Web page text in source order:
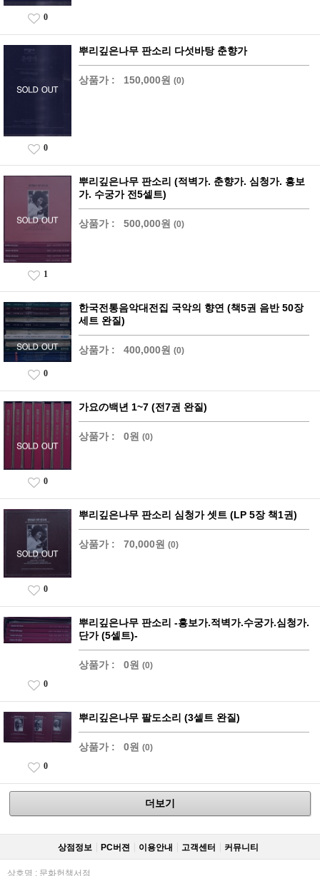
0
뿌리깊은나무 판소리 다섯바탕 춘향가
상품가 : 150,000원 (0)
0
뿌리깊은나무 판소리 (적벽가. 춘향가. 심청가. 흥보
가. 수궁가 전5셑트)
상품가 : 500,000원 (0)
1
한국전통음악대전집 국악의 향연 (책5권 음반 50장
세트 완질)
상품가 : 400,000원 (0)
0
가요の백년 1~7 (전7권 완질)
상품가 : 0원 (0)
0
뿌리깊은나무 판소리 심청가 셋트 (LP 5장 책1권)
상품가 : 70,000원 (0)
0
뿌리깊은나무 판소리 -흥보가.적벽가.수궁가.심청가.
단가 (5셑트)-
상품가 : 0원 (0)
0
뿌리깊은나무 팔도소리 (3셑트 완질)
상품가 : 0원 (0)
0
더보기
상점정보 PC버젼 이용안내 고객센터 커뮤니티
상호명 : 문화헌책서점